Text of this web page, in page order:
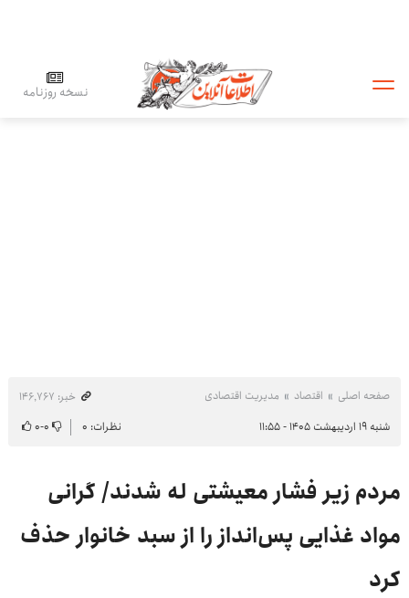
نسخه روزنامه
صفحه اصلی اقتصاد مدیریت اقتصادی
خبر: ۱۴۶٬۷۶۷
شنبه ۱۹ اردیبهشت ۱۴۰۵ - ۱۱:۵۵
نظرات: ۰ ۰-۰
مردم زیر فشار معیشتی له شدند/ گرانی
مواد غذایی پس‌انداز را از سبد خانوار حذف
کرد